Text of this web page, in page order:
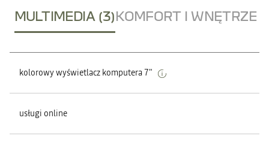
MULTIMEDIA (3)KOMFORT I WNĘTRZE
kolorowy wyświetlacz komputera 7"
usługi online